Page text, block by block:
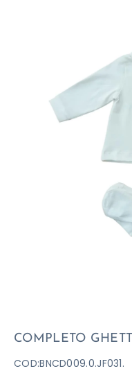
COMPLETO
COD:BNCD009.0.JF031.